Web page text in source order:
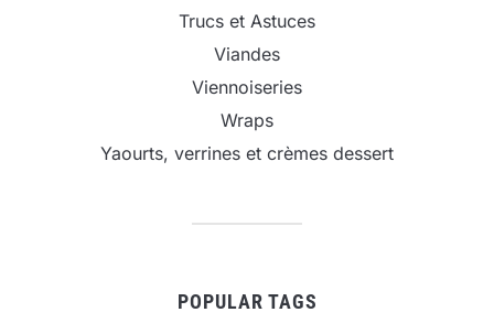
Trucs et Astuces
Viandes
Viennoiseries
Wraps
Yaourts, verrines et crèmes dessert
POPULAR TAGS